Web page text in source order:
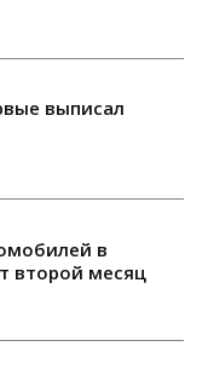
выписал
в
второй месяц